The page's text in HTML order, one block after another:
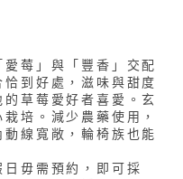
莓」與「豐香」交配
到好處，滋味與甜度
草莓愛好者喜愛。玄
培。減少農藥使用，
線寬敞，輪椅族也能
毋需預約，即可採